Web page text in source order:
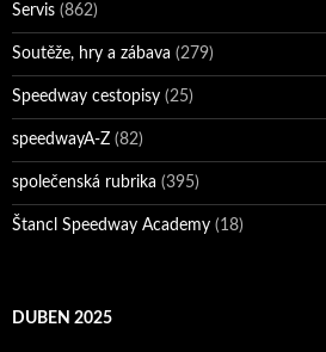
Servis (862)
Soutěže, hry a zábava (279)
Speedway cestopisy (25)
speedwayA-Z (82)
společenská rubrika (395)
Štancl Speedway Academy (18)
DUBEN 2025